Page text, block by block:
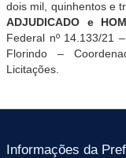
dois mil, quinhentos e
ADJUDICADO e
Federal nº 14.133/21
Florindo –
Licitações.
Informações da